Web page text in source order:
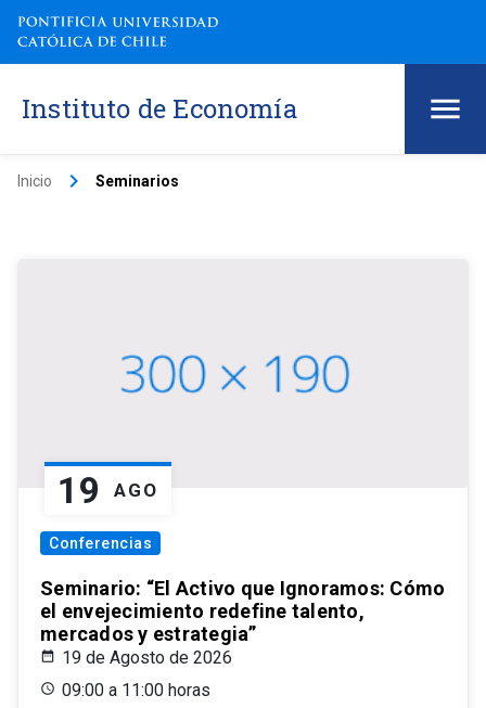
Instituto de Economía
Inicio keyboard_arrow_right Seminarios
19 AGO
Conferencias
Seminario: “El Activo que Ignoramos: Cómo
el envejecimiento redefine talento,
mercados y estrategia”
19 de Agosto de 2026
09:00 a 11:00 horas